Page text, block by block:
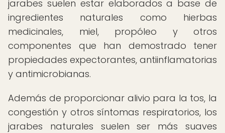
jarabes suelen estar elaborados a base de
ingredientes naturales como hierbas
medicinales, miel, propóleo y otros
componentes que han demostrado tener
propiedades expectorantes, antiinflamatorias
y antimicrobianas.
Además de proporcionar alivio para la tos, la
congestión y otros síntomas respiratorios, los
jarabes naturales suelen ser más suaves